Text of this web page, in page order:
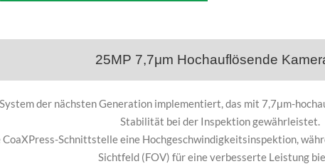
25MP 7,7μm Hochauflösende
der nächsten Generation implementiert, das mit 7,7μm-
Stabilität bei der Inspektion gewährleistet.
Schnittstelle eine Hochgeschwindigkeitsinspektion,
Sichtfeld (FOV) für eine verbesserte Leistung